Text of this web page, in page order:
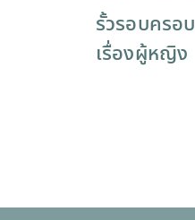
รั้วรอบครอ
เรื่องผู้หญิง